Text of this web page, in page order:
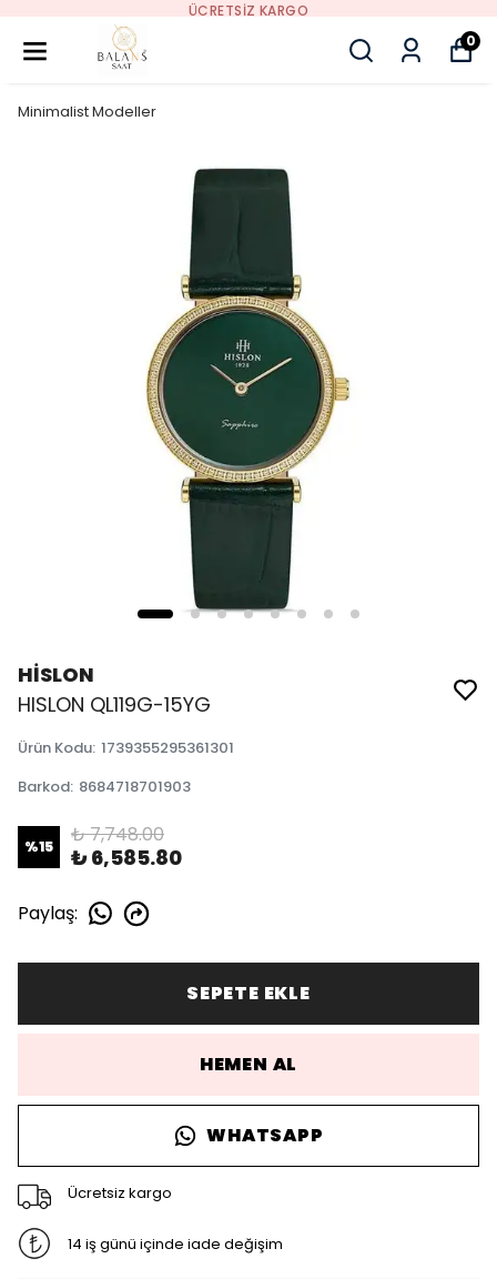
ÜCRETSIZ KARGO
0
Minimalist Modeller
HİSLON
HISLON QL119G-15YG
Ürün Kodu: 1739355295361301
Barkod: 8684718701903
%15 ₺ 7,748.00
₺ 6,585.80
Paylaş:
SEPETE EKLE
HEMEN AL
WHATSAPP
Ücretsiz kargo
14 iş günü içinde iade değişim